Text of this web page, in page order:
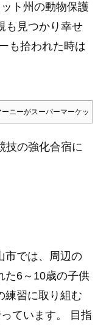
ト州の動物保護
も見つかり幸せ
も拾われた時は
ニーがスーパーマーケッ
技の強化合宿に
市では、周辺の
た6～10歳の子供
練習に取り組む
ています。 目指